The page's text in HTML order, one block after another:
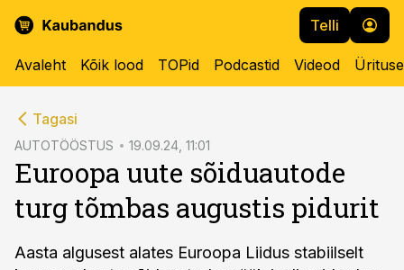
Telli
Avaleht Kõik lood TOPid Podcastid Videod
Tagasi
AUTOTÖÖSTUS 19.09.24, 11:01
Euroopa uute sõiduautode
turg tõmbas augustis pidurit
Aasta algusest alates Euroopa Liidus stabiilselt